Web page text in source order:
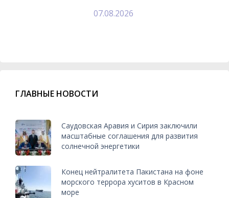
07.08.2026
ГЛАВНЫЕ НОВОСТИ
Саудовская Аравия и Сирия заключили
масштабные соглашения для развития
солнечной энергетики
Конец нейтралитета Пакистана на фоне
морского террора хуситов в Красном
море